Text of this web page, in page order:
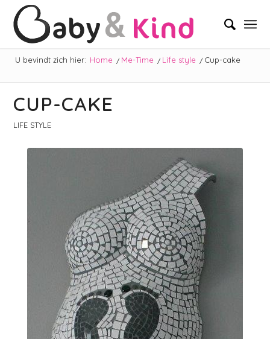
U bevindt zich hier: Home / Me-Time / Life style / Cup-cake
CUP-CAKE
LIFE STYLE